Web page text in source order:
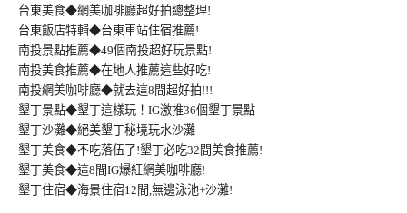
台東美食◆網美咖啡廳超好拍總整理!
台東飯店特輯◆台東車站住宿推薦!
南投景點推薦◆49個南投超好玩景點!
南投美食推薦◆在地人推薦這些好吃!
南投網美咖啡廳◆就去這8間超好拍!!!
墾丁景點◆墾丁這樣玩！IG激推36個墾丁景點
墾丁沙灘◆絕美墾丁秘境玩水沙灘
墾丁美食◆不吃落伍了!墾丁必吃32間美食推薦!
墾丁美食◆這8間IG爆紅網美咖啡廳!
墾丁住宿◆海景住宿12間,無邊泳池+沙灘!